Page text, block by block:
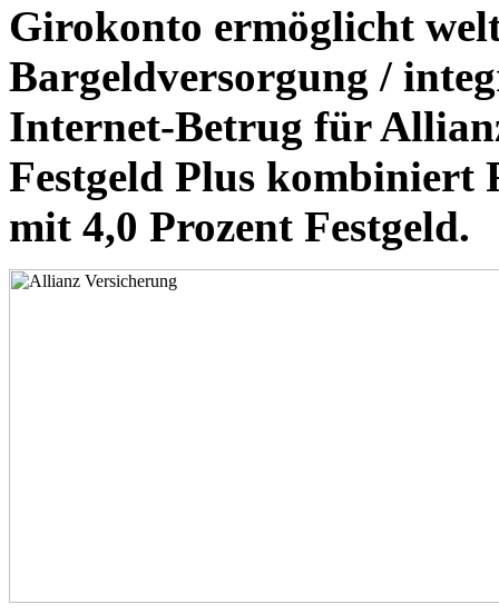
Girokonto ermöglicht
Bargeldversorgung /
Internet-Betrug für
Festgeld Plus kombiniert
mit 4,0 Prozent Festgeld.